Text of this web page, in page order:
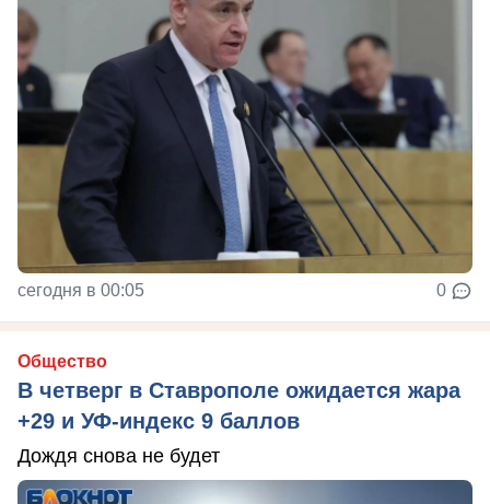
сегодня в 00:05 0
Общество
В четверг в Ставрополе ожидается жара
+29 и УФ-индекс 9 баллов
Дождя снова не будет